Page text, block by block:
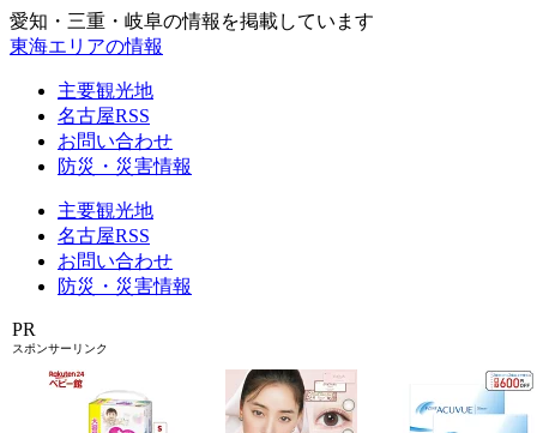
愛知・三重・岐阜の情報を掲載しています
東海エリアの情報
主要観光地
名古屋RSS
お問い合わせ
防災・災害情報
主要観光地
名古屋RSS
お問い合わせ
防災・災害情報
PR
スポンサーリンク